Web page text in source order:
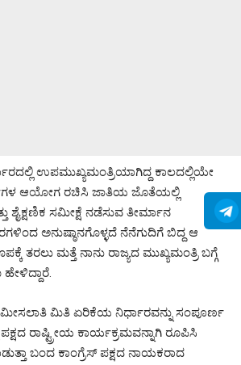
ಉಪಮುಖ್ಯಮಂತ್ರಿಯಾಗಿದ್ದ ಕಾಲದಲ್ಲಿಯೇ
ಆಯೋಗ ರಚಿಸಿ ಜಾತಿಯ ಜೊತೆಯಲ್ಲಿ
ಶೈಕ್ಷಣಿಕ ಸಮೀಕ್ಷೆ ನಡೆಸುವ ತೀರ್ಮಾನ
ಅನುಷ್ಠಾನಗೊಳ್ಳದೆ ನೆನೆಗುದಿಗೆ ಬಿದ್ದ ಆ
ತರಲು ಮತ್ತೆ ನಾನು ರಾಜ್ಯದ ಮುಖ್ಯಮಂತ್ರಿ ಬಗ್ಗೆ
ಮಿತಿ ಏರಿಕೆಯ ನಿರ್ಧಾರವನ್ನು ಸಂಪೂರ್ಣ
ರಾಷ್ಟ್ರೀಯ ಕಾರ್ಯಕ್ರಮವನ್ನಾಗಿ ರೂಪಿಸಿ
ಬಂದ ಕಾಂಗ್ರೆಸ್ ಪಕ್ಷದ ನಾಯಕರಾದ